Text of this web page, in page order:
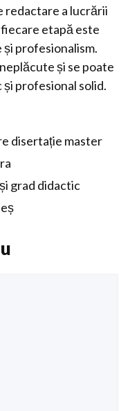
redactare a lucrării
etapă este
profesionalism.
și se poate
și profesional solid.
disertație master
grad didactic